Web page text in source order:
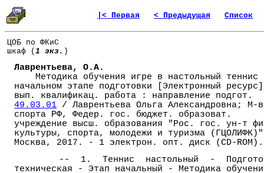
|< Первая < Предыдущая Список
ЦОБ по ФКиС
шкаф ( 1 экз. )
Лаврентьева, О.А.
Методика обучения игре в настольный теннис
начальном этапе подготовки [Электронный
вып. квалификац. работа : направление подгот.
49.03.01 / Лаврентьева Ольга Александровна; М-
спорта РФ, Федер. гос. бюджет. образоват.
учреждение высш. образования "Рос. гос. ун-т
культуры, спорта, молодежи и туризма
Москва, 2017. - 1 электрон. опт. диск (CD-ROM).
-- 1. Теннис настольный -
техническая - Этап начальный - Методика